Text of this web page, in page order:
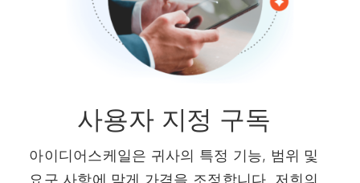
사용자 지정 구독
아이디어스케일은 귀사의 특정 기능, 범위 및